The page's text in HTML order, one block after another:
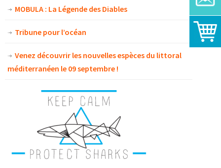
MOBULA : La Légende des Diables
Tribune pour l’océan
Venez découvrir les nouvelles espèces du littoral
méditerranéen le 09 septembre !